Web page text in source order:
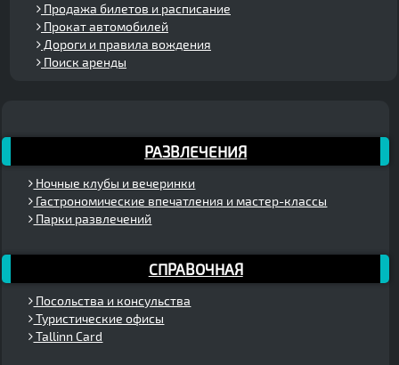
Продажа билетов и расписание
Прокат автомобилей
Дороги и правила вождения
Поиск аренды
РАЗВЛЕЧЕНИЯ
Ночные клубы и вечеринки
Гастрономические впечатления и мастер-классы
Парки развлечений
СПРАВОЧНАЯ
Посольства и консульства
Туристические офисы
Tallinn Card